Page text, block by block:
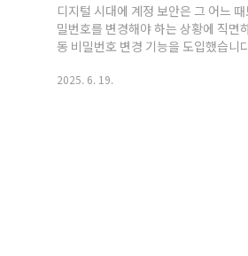
디지털 시대에 계정 보안은 그 어느
밀번호를 변경해야 하는 상황에 직
동 비밀번호 변경 기능을 도입했습
석Chrome의 새로운 비밀번호 관리
2025. 6. 19.